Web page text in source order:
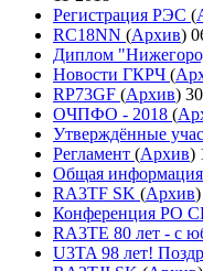
Регистрация РЭС (
RC18NN (Архив)
Диплом
Новости ГКРЧ (
RP73GF (Архив)
ОЧПФО - 2018 (
Утверждённые
Регламент (Архив)
Общая информация
RA3TF SK (Архив)
Конференция РО
RA3TE 80 лет - с
U3TA 98 лет!